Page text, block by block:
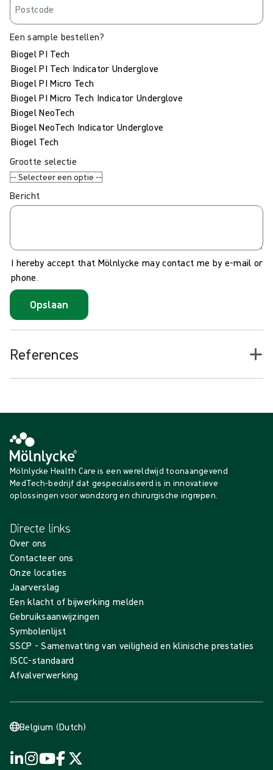
Een sample bestellen?
Biogel PI Tech
Biogel PI Tech Indicator Underglove
Biogel PI Micro Tech
Biogel PI Micro Tech Indicator Underglove
Biogel NeoTech
Biogel NeoTech Indicator Underglove
Biogel Tech
Grootte selectie
Bericht
I hereby accept that Mölnlycke may contact me by e-mail or
phone.
Opslaan
References
Mölnlycke Health Care is een wereldwijd toonaangevend
MedTech-bedrijf dat gespecialiseerd is in innovatieve
oplossingen voor wondzorg en chirurgische ingrepen.
Directe links
Over ons
Contacteer ons
Onze locaties
Jaarverslag
Een klacht of bijwerking melden
Gebruiksaanwijzingen
Symbolenlijst
SSCP - Samenvatting van veiligheid en klinische prestaties
ISCC-standaard
Afvalverwerking
Belgium (Dutch)